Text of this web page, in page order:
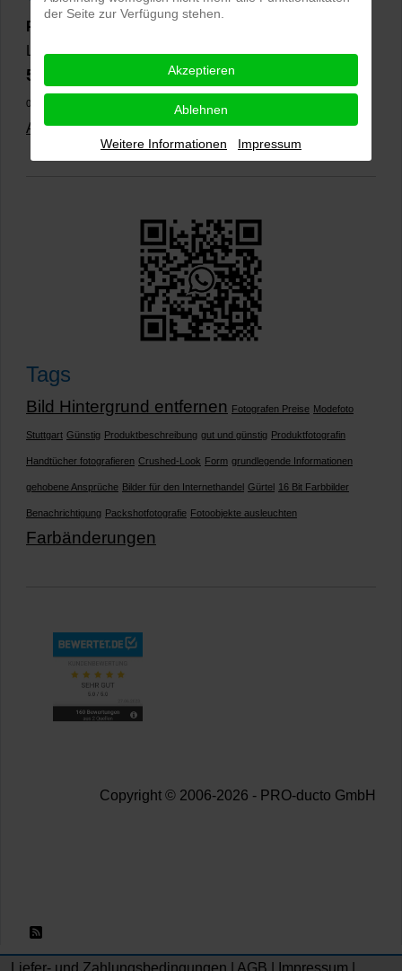
PRO-ducto GmbH
Lichtenau
5,0 144 Google-Rezensionen
02.01.2026)
Alle Rezensionen ansehen|Bewertung abgeben
Tags
Bild Hintergrund entfernen Fotografen Preise Modefoto
Stuttgart Günstig Produktbeschreibung gut und günstig Produktfotografin
Handtücher fotografieren Crushed-Look Form grundlegende Informationen
gehobene Ansprüche Bilder für den Internethandel Gürtel 16 Bit Farbbilder
Benachrichtigung Packshotfotografie Fotoobjekte ausleuchten
Farbänderungen
Copyright © 2006-2026 - PRO-ducto GmbH
Liefer- und Zahlungsbedingungen AGB Impressum
der Seite zur Verfügung stehen.
Akzeptieren
Ablehnen
Weitere Informationen Impressum